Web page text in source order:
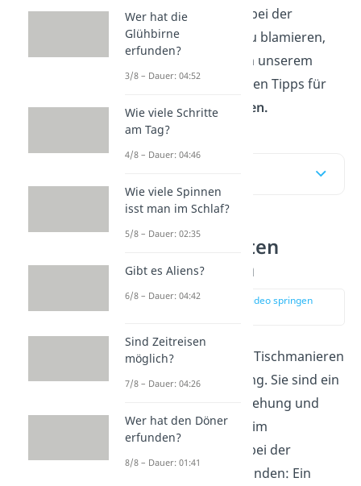
unerlässlich. Um dich bei der
nächsten Feier nicht zu blamieren,
erfährst du hier und in unserem
Videodie 13 wichtigsten Tipps für
perfekte Tischmanieren.
Die 6 wichtigsten
Tischmanieren
zur Stelle im Video springen
In Deutschland haben Tischmanieren
eine enorme Bedeutung. Sie sind ein
Zeichen von guter Erziehung und
Höflichkeit. Egal ob beim
Geschäftsessen oder bei der
privaten Feier mit Freunden: Ein
Wer hat die
Glühbirne
erfunden?
3/8 – Dauer: 04:52
Wie viele Schritte
am Tag?
4/8 – Dauer: 04:46
Wie viele Spinnen
isst man im Schlaf?
5/8 – Dauer: 02:35
Gibt es Aliens?
6/8 – Dauer: 04:42
Sind Zeitreisen
möglich?
7/8 – Dauer: 04:26
Wer hat den Döner
erfunden?
8/8 – Dauer: 01:41